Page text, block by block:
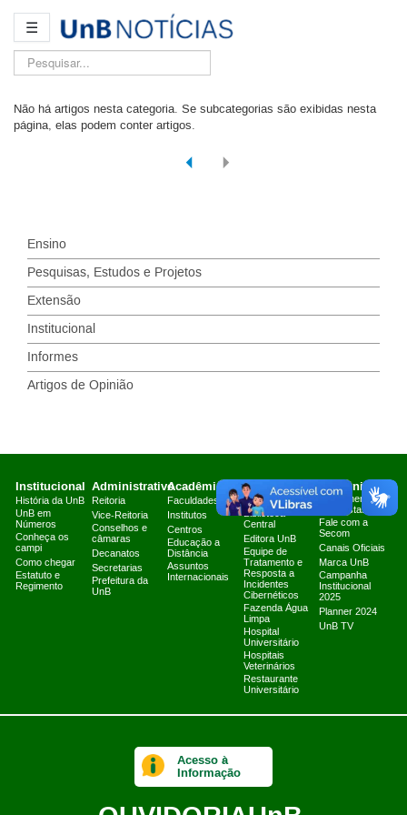
☰
Pesquisar...
Não há artigos nesta categoria. Se subcategorias são exibidas nesta
página, elas podem conter artigos.
Ensino
Pesquisas, Estudos e Projetos
Extensão
Institucional
Informes
Artigos de Opinião
Institucional
História da UnB
UnB em
Números
Conheça os
campi
Como chegar
Estatuto e
Regimento
Administrativo
Reitoria
Vice-Reitoria
Conselhos e
câmaras
Decanatos
Secretarias
Prefeitura da
UnB
Acadêmico
Faculdades
Institutos
Centros
Educação a
Distância
Assuntos
Internacionais
Serviços
Arquivo Central
Biblioteca
Central
Editora UnB
Equipe de
Tratamento e
Resposta a
Incidentes
Cibernéticos
Fazenda Água
Limpa
Hospital
Universitário
Hospitais
Veterinários
Restaurante
Universitário
Comunicação
Atendimento a
Jornalistas
Fale com a
Secom
Canais Oficiais
Marca UnB
Campanha
Institucional
2025
Planner 2024
UnB TV
Acesso à
Informação